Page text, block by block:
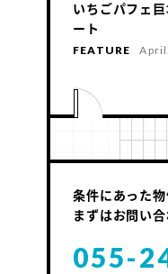
いちごパフェ
ート
FEATURE
条件にあった
まずはお問い
055-